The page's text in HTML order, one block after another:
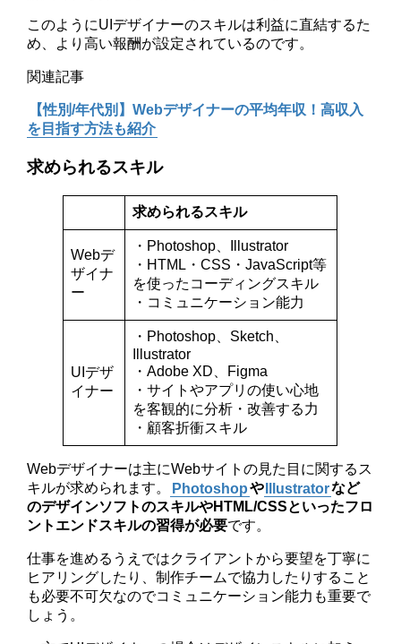
このようにUIデザイナーのスキルは利益に直結するた
め、より高い報酬が設定されているのです。
関連記事
【性別/年代別】Webデザイナーの平均年収！高収入
を目指す方法も紹介
求められるスキル
求められるスキル
Webデ
ザイナ
ー
・Photoshop、Illustrator
・HTML・CSS・JavaScript等
を使ったコーディングスキル
・コミュニケーション能力
UIデザ
イナー
・Photoshop、Sketch、
Illustrator
・Adobe XD、Figma
・サイトやアプリの使い心地
を客観的に分析・改善する力
・顧客折衝スキル
Webデザイナーは主にWebサイトの見た目に関するス
キルが求められます。
PhotoshopやIllustratorなど
のデザインソフトのスキルやHTML/CSSといったフロ
ントエンドスキルの習得が必要です。
仕事を進めるうえではクライアントから要望を丁寧に
ヒアリングしたり、制作チームで協力したりすること
も必要不可欠なのでコミュニケーション能力も重要で
しょう。